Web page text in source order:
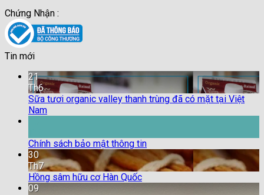
Chứng Nhận :
Tin mới
21
Th6
Sữa tươi organic valley thanh trùng đã có mặt tại Việt
Nam
Chính sách bảo mật thông tin
30
Th7
Hồng sâm hữu cơ Hàn Quốc
09